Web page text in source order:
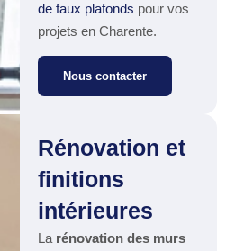
de faux plafonds pour vos
projets en Charente.
Nous contacter
Rénovation et
finitions
intérieures
La rénovation des murs